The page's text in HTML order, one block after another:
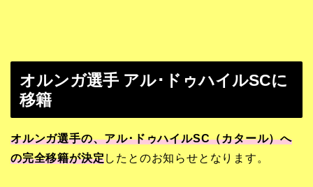
オルンガ選手 アル･ドゥハイルSCに
移籍
オルンガ選手の、アル･ドゥハイルSC（カタール）へ
の完全移籍が決定したとのお知らせとなります。